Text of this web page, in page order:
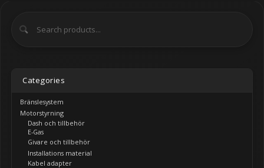
Categories
Bränslesystem
Motorstyrning
Dash och tillbehör
E-Gas
Givare och tillbehör
Installations material
Kabel adapter